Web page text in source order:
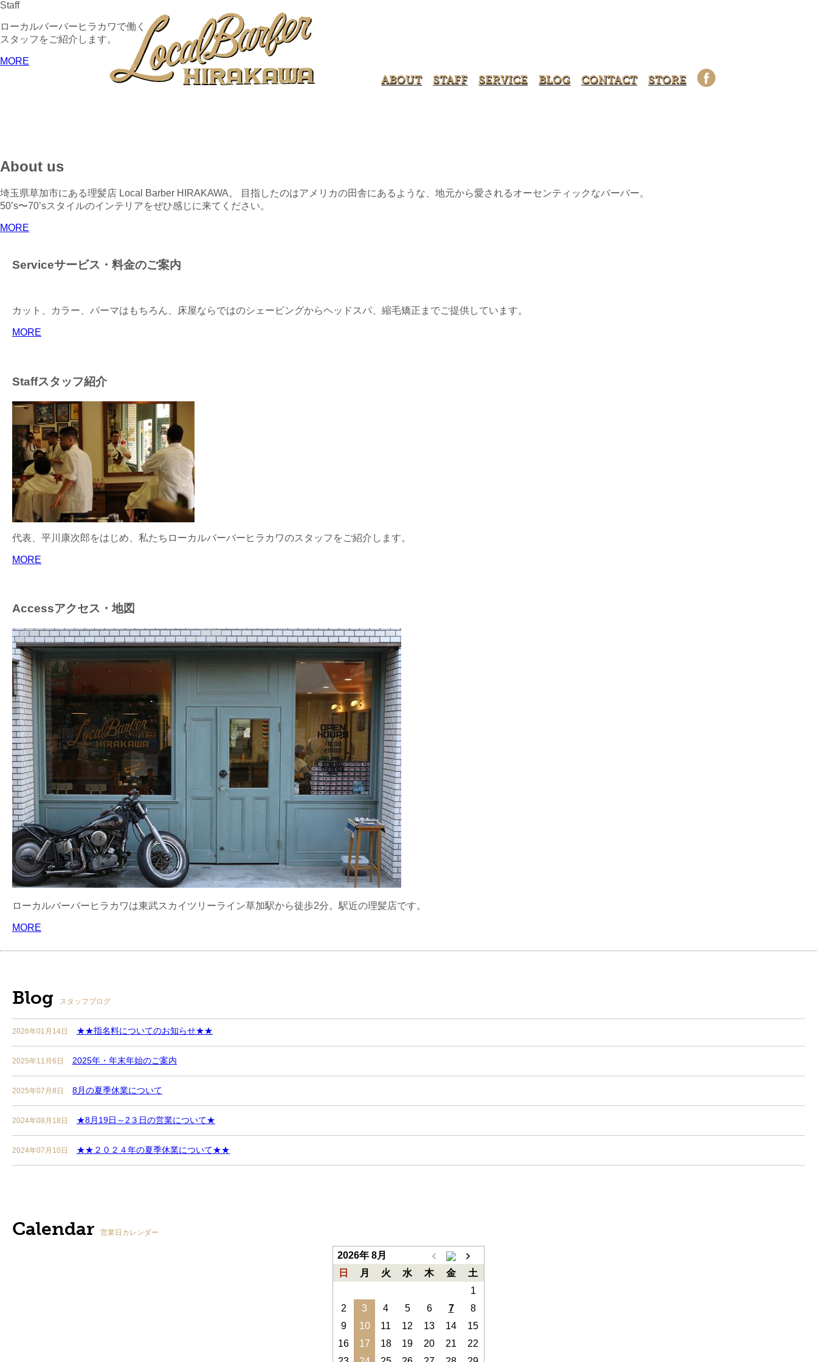
ABOUT STAFF SERVICE BLOG CONTACT STORE
Staff
ローカルバーバーヒラカワで働く
スタッフをご紹介します。
MORE
About us
埼玉県草加市にある理髪店 Local Barber HIRAKAWA。 目指したのはアメリカの田舎にあるような、地元から愛されるオーセンティックなバーバー。
50’s〜70’sスタイルのインテリアをぜひ感じに来てください。
MORE
Serviceサービス・料金のご案内
カット、カラー、パーマはもちろん、床屋ならではのシェービングからヘッドスパ、縮毛矯正までご提供しています。
MORE
Staffスタッフ紹介
代表、平川康次郎をはじめ、私たちローカルバーバーヒラカワのスタッフをご紹介します。
MORE
Accessアクセス・地図
ローカルバーバーヒラカワは東武スカイツリーライン草加駅から徒歩2分。駅近の理髪店です。
MORE
Blog スタッフブログ
2026年01月14日 ★★指名料についてのお知らせ★★
2025年11月6日 2025年・年末年始のご案内
2025年07月8日 8月の夏季休業について
2024年08月18日 ★8月19日～2３日の営業について★
2024年07月10日 ★★２０２４年の夏季休業について★★
Calendar 営業日カレンダー
2026年 8月
日
月 火 水 木 金
土
1
2
3 4 5 6 7
8
9
10 11 12 13 14
15
16
17 18 19 20 21
22